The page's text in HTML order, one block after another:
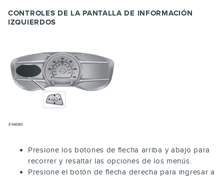
CONTROLES DE LA PANTALLA DE INFORMACIÓN
IZQUIERDOS
Presione los botones de flecha arriba y abajo para
recorrer y resaltar las opciones de los menús.
Presione el botón de flecha derecha para ingresar a